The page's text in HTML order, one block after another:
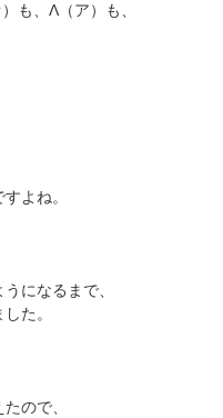
も、Λ（ア）も、
よね。
になるまで、
た。
ので、